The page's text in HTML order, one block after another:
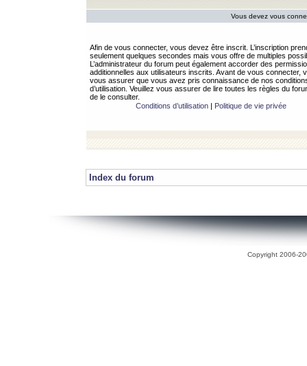
Vous devez vous
Afin de vous connecter, vous devez être inscrit. L’inscription
seulement quelques secondes mais vous offre de multiples
L’administrateur du forum peut également accorder des
additionnelles aux utilisateurs inscrits. Avant de vous connecter,
vous assurer que vous avez pris connaissance de nos
d’utilisation. Veuillez vous assurer de lire toutes les règles du
de le consulter.
Conditions d’utilisation| Politique de vie privée
Index du forum
Copyright 2006-